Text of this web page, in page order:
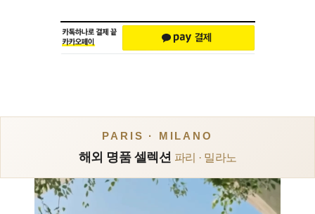
PARIS · MILANO
해외 명품 셀렉션 파리 · 밀라노